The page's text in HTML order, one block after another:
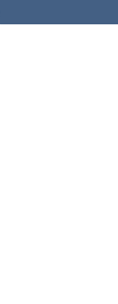
to